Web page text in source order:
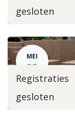
gesloten
MEI
28
Registraties
gesloten